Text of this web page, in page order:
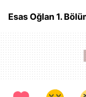
Esas Oğlan 1.